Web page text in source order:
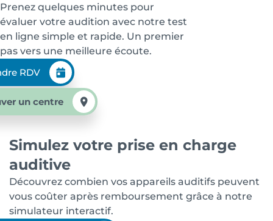
Prenez quelques minutes pour
évaluer votre audition avec notre test
en ligne simple et rapide. Un premier
pas vers une meilleure écoute.
RDV
un centre
Simulez votre prise en charge
auditive
Découvrez combien vos appareils auditifs peuvent
vous coûter après remboursement grâce à notre
simulateur interactif.